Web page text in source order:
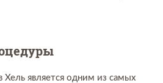
Хель является одним из самых